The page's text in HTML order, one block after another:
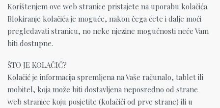
Korištenjem ove web stranice pristajete na uporabu kolačića.
Blokiranje kolačića je moguće, nakon čega ćete i dalje moći
pregledavati stranicu, no neke njezine mogućnosti neće Vam
biti dostupne.
ŠTO JE KOLAČIĆ?
Kolačić je informacija spremljena na Vaše računalo, tablet ili
mobitel, koja može biti dostavljena neposredno od strane
web stranice koju posjetite (kolačići od prve strane) ili u